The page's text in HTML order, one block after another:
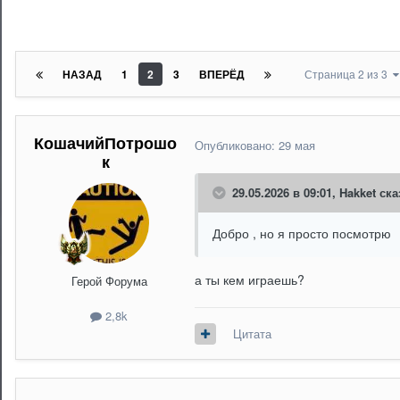
НАЗАД 1 2 3 ВПЕРЁД Страница 2 из 3
КошачийПотрошо
к
Герой Форума
2,8k
Опубликовано: 29 мая
29.05.2026 в 09:01, Hakket
Добро , но я просто посмотрю
а ты кем играешь?
Цитата